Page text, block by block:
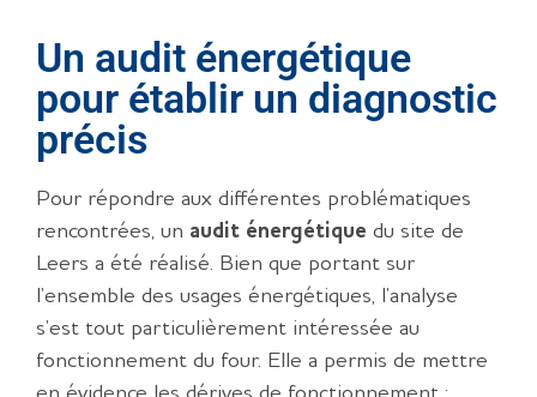
Un audit énergétique
pour établir un diagnostic
précis
Pour répondre aux différentes problématiques
rencontrées, un audit énergétique du site de
Leers a été réalisé. Bien que portant sur
l’ensemble des usages énergétiques, l’analyse
s’est tout particulièrement intéressée au
fonctionnement du four. Elle a permis de mettre